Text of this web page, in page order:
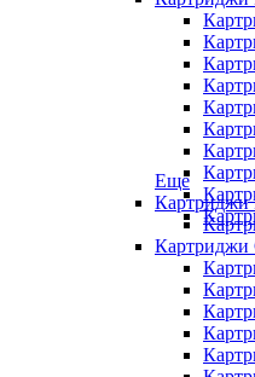
Еще
Картриджи
Картриджи